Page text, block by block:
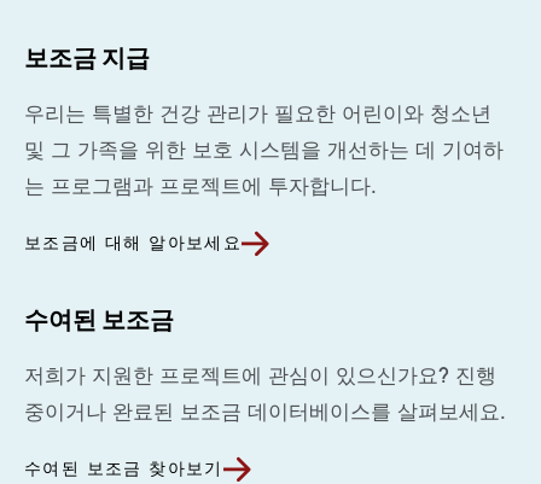
보조금 지급
우리는 특별한 건강 관리가 필요한 어린이와 청소년
및 그 가족을 위한 보호 시스템을 개선하는 데 기여하
는 프로그램과 프로젝트에 투자합니다.
보조금에 대해 알아보세요
수여된 보조금
저희가 지원한 프로젝트에 관심이 있으신가요? 진행
중이거나 완료된 보조금 데이터베이스를 살펴보세요.
수여된 보조금 찾아보기